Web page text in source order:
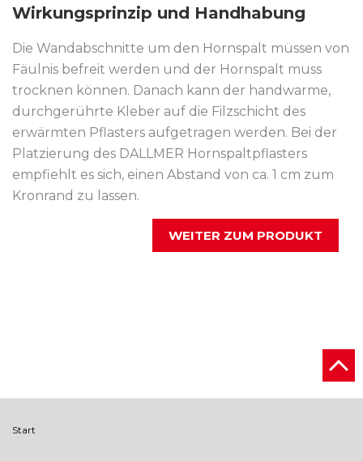
Wirkungsprinzip und Handhabung
Die Wandabschnitte um den Hornspalt müssen von
Fäulnis befreit werden und der Hornspalt muss
trocknen können. Danach kann der handwarme,
durchgerührte Kleber auf die Filzschicht des
erwärmten Pflasters aufgetragen werden. Bei der
Platzierung des DALLMER Hornspaltpflasters
empfiehlt es sich, einen Abstand von ca. 1 cm zum
Kronrand zu lassen.
WEITER ZUM PRODUKT
Start